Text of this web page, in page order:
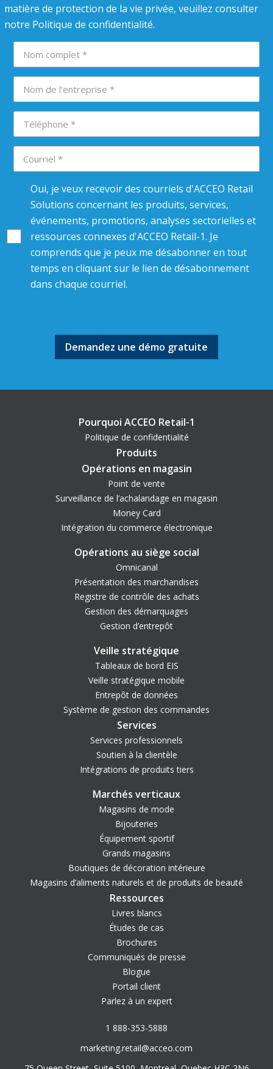
matière de protection de la vie privée, veuillez consulter
notre Politique de confidentialité.
Oui, je veux recevoir des courriels d'ACCEO Retail
Solutions concernant les produits, services,
événements, promotions, analyses sectorielles et
ressources connexes d'ACCEO Retail-1. Je
comprends que je peux me désabonner en tout
temps en cliquant sur le lien de désabonnement
dans chaque courriel.
Pourquoi ACCEO Retail-1
Politique de confidentialité
Produits
Opérations en magasin
Point de vente
Surveillance de l’achalandage en magasin
Money Card
Intégration du commerce électronique
Opérations au siège social
Omnicanal
Présentation des marchandises
Registre de contrôle des achats
Gestion des démarquages
Gestion d’entrepôt
Veille stratégique
Tableaux de bord EIS
Veille stratégique mobile
Entrepôt de données
Système de gestion des commandes
Services
Services professionnels
Soutien à la clientèle
Intégrations de produits tiers
Marchés verticaux
Magasins de mode
Bijouteries
Équipement sportif
Grands magasins
Boutiques de décoration intérieure
Magasins d’aliments naturels et de produits de beauté
Ressources
Livres blancs
Études de cas
Brochures
Communiqués de presse
Blogue
Portail client
Parlez à un expert
1 888-353-5888
marketing.retail@acceo.com